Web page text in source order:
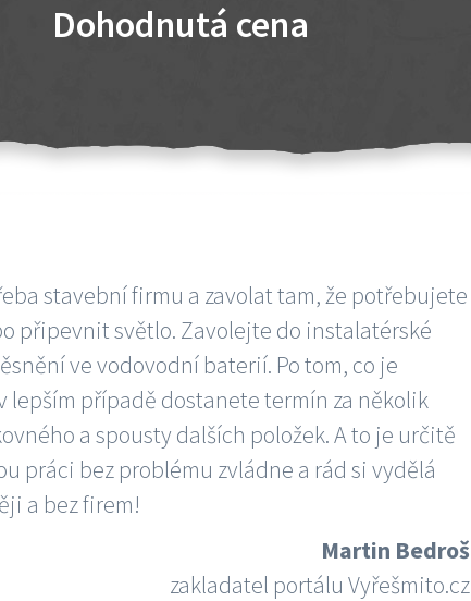
Dohodnutá cena
stavební firmu a zavolat tam, že potřebujete
připevnit světlo. Zavolejte do instalatérské
ve vodovodní baterií. Po tom, co je
případě dostanete termín za několik
a spousty dalších položek. A to je určitě
práci bez problému zvládne a rád si vydělá
a bez firem!
Martin Bedroš
zakladatel portálu Vyřešmito.cz